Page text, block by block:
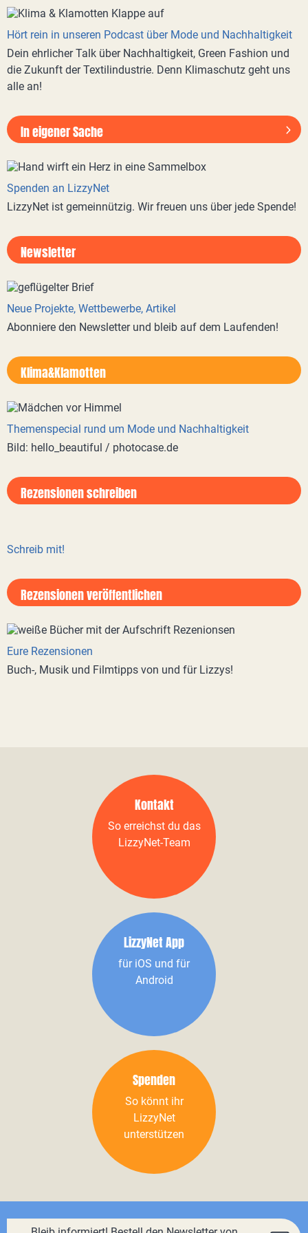
Hört rein in unseren Podcast über Mode und Nachhaltigkeit
Dein ehrlicher Talk über Nachhaltigkeit, Green Fashion und
die Zukunft der Textilindustrie. Denn Klimaschutz geht uns
alle an!
In eigener Sache
Spenden an LizzyNet
LizzyNet ist gemeinnützig. Wir freuen uns über jede Spende!
Newsletter
Neue Projekte, Wettbewerbe, Artikel
Abonniere den Newsletter und bleib auf dem Laufenden!
Klima&Klamotten
Themenspecial rund um Mode und Nachhaltigkeit
Bild: hello_beautiful / photocase.de
Rezensionen schreiben
Schreib mit!
Rezensionen veröffentlichen
Eure Rezensionen
Buch-, Musik und Filmtipps von und für Lizzys!
Kontakt
So erreichst du das
LizzyNet-Team
LizzyNet App
für iOS und für
Android
Spenden
So könnt ihr
LizzyNet
unterstützen